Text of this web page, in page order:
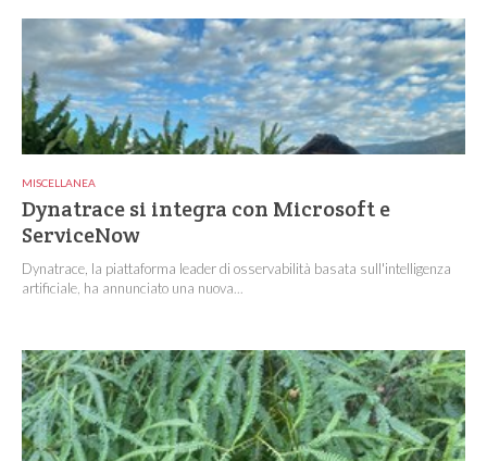
MISCELLANEA
Dynatrace si integra con Microsoft e
ServiceNow
Dynatrace, la piattaforma leader di osservabilità basata sull'intelligenza
artificiale, ha annunciato una nuova...